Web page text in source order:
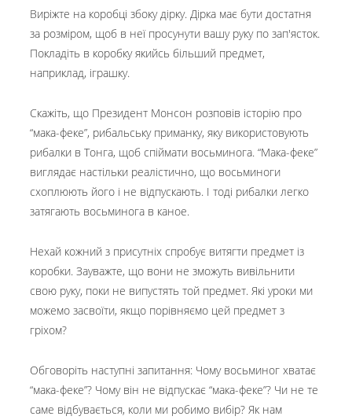
Виріжте на коробці збоку дірку. Дірка має бути достатня
за розміром, щоб в неї просунути вашу руку по зап'ясток.
Покладіть в коробку якийсь більший предмет,
наприклад, іграшку.
Скажіть, що Президент Монсон розповів історію про
“мака-феке”, рибальську приманку, яку використовують
рибалки в Тонга, щоб спіймати восьминога. “Мака-феке”
виглядає настільки реалістично, що восьминоги
схоплюють його і не відпускають. І тоді рибалки легко
затягають восьминога в каное.
Нехай кожний з присутніх спробує витягти предмет із
коробки. Зауважте, що вони не зможуть вивільнити
свою руку, поки не випустять той предмет. Які уроки ми
можемо засвоїти, якщо порівняємо цей предмет з
гріхом?
Обговоріть наступні запитання: Чому восьминог хватає
“мака-феке”? Чому він не відпускає “мака-феке”? Чи не те
саме відбувається, коли ми робимо вибір? Як нам